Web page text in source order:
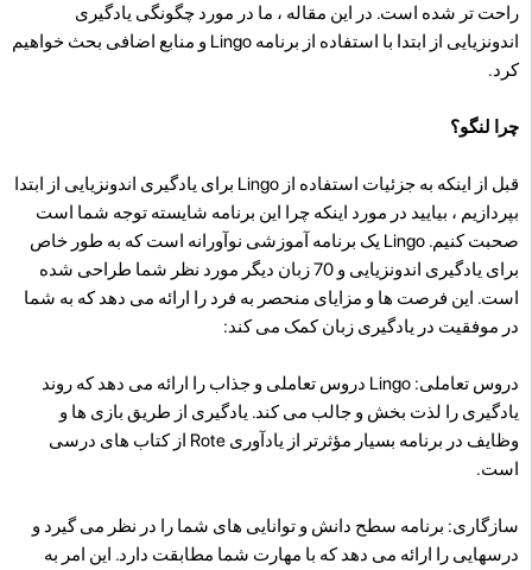
راحت تر شده است. در این مقاله ، ما در مورد چگونگی یادگیری
اندونزیایی از ابتدا با استفاده از برنامه Lingo و منابع اضافی بحث خواهیم
کرد.
چرا لنگو؟
قبل از اینکه به جزئیات استفاده از Lingo برای یادگیری اندونزیایی از ابتدا
بپردازیم ، بیایید در مورد اینکه چرا این برنامه شایسته توجه شما است
صحبت کنیم. Lingo یک برنامه آموزشی نوآورانه است که به طور خاص
برای یادگیری اندونزیایی و 70 زبان دیگر مورد نظر شما طراحی شده
است. این فرصت ها و مزایای منحصر به فرد را ارائه می دهد که به شما
در موفقیت در یادگیری زبان کمک می کند:
دروس تعاملی: Lingo دروس تعاملی و جذاب را ارائه می دهد که روند
یادگیری را لذت بخش و جالب می کند. یادگیری از طریق بازی ها و
وظایف در برنامه بسیار مؤثرتر از یادآوری Rote از کتاب های درسی
است.
سازگاری: برنامه سطح دانش و توانایی های شما را در نظر می گیرد و
درسهایی را ارائه می دهد که با مهارت شما مطابقت دارد. این امر به